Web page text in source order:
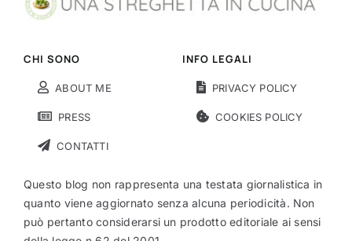
CHI SONO
ABOUT ME
PRESS
CONTATTI
INFO LEGALI
PRIVACY POLICY
COOKIES POLICY
Questo blog non rappresenta una testata giornalistica in
quanto viene aggiornato senza alcuna periodicità. Non
può pertanto considerarsi un prodotto editoriale ai sensi